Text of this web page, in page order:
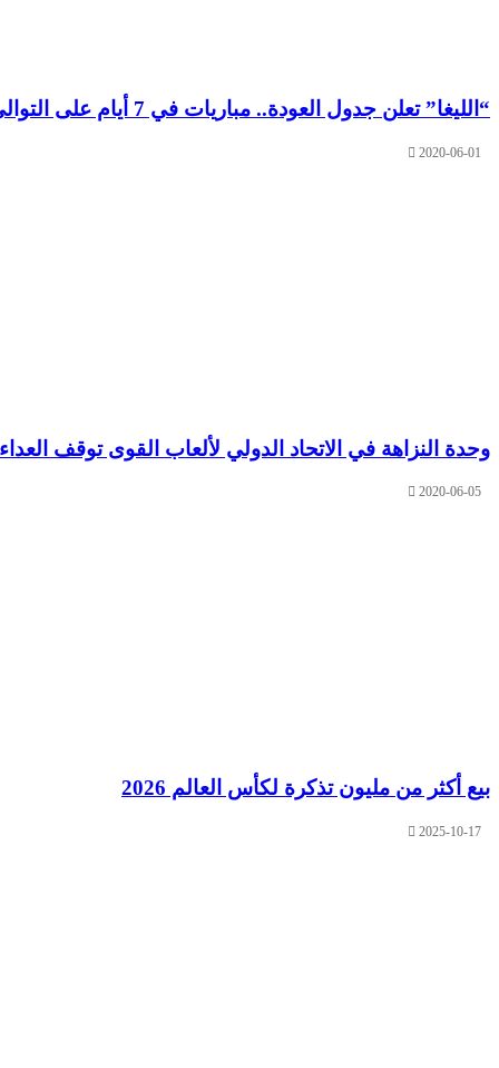
“الليغا” تعلن جدول العودة.. مباريات في 7 أيام على التوالي
2020-06-01
وحدة النزاهة في الاتحاد الدولي لألعاب القوى توقف
2020-06-05
بيع أكثر من مليون تذكرة لكأس العالم 2026
2025-10-17